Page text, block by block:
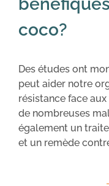
coco?
Des études ont
peut aider notre
résistance face
de nombreuses
également un
et un remède